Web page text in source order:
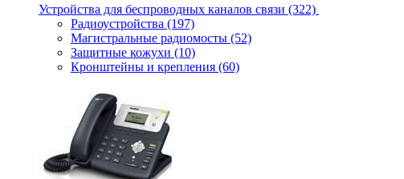
Устройства для беспроводных каналов связи (322)
Радиоустройства (197)
Магистральные радиомосты (52)
Защитные кожухи (10)
Кронштейны и крепления (60)